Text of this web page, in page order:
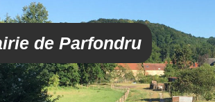
de Parfondru